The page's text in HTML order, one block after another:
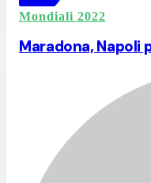
Mondiali 2022
Maradona, Napoli